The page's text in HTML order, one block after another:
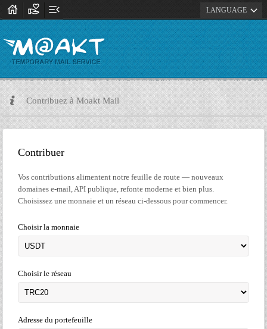
house volunteer_activism menu_open LANGUAGEexpand_more
Contribuez à Moakt Mail
Contribuer
Vos contributions alimentent notre feuille de route — nouveaux
domaines e-mail, API publique, refonte moderne et bien plus.
Choisissez une monnaie et un réseau ci-dessous pour commencer.
Choisir la monnaie
Choisir le réseau
Adresse du portefeuille